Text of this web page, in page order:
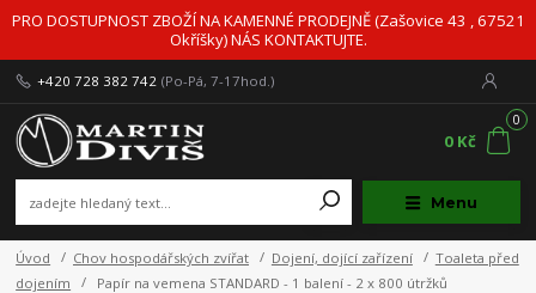
PRO DOSTUPNOST ZBOŽÍ NA KAMENNÉ PRODEJNĚ (Zašovice 43 , 67521
Okříšky) NÁS KONTAKTUJTE.
Menu
+420 728 382 742 (Po-Pá, 7-17hod.)
0
0 Kč
Úvod Chov hospodářských zvířat Dojení, dojící zařízení
Toaleta před
dojením
Papír na vemena STANDARD - 1 balení - 2 x 800 útržků